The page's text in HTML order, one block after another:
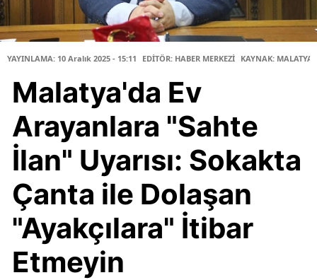
YAYINLAMA: 10 Aralık 2025 - 15:11 EDİTÖR: HABER MERKEZİ KAYNAK: MALATYA
Malatya'da Ev
Arayanlara "Sahte
İlan" Uyarısı: Sokakta
Çanta ile Dolaşan
"Ayakçılara" İtibar
Etmeyin